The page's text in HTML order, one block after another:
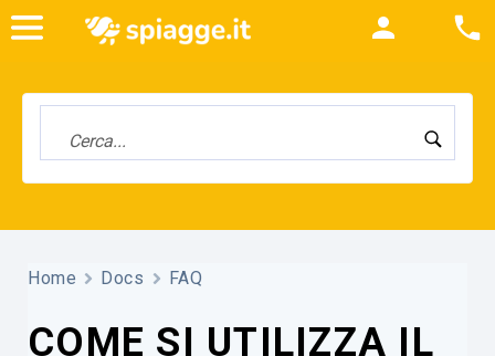
Home Docs FAQ
COME SI UTILIZZA IL